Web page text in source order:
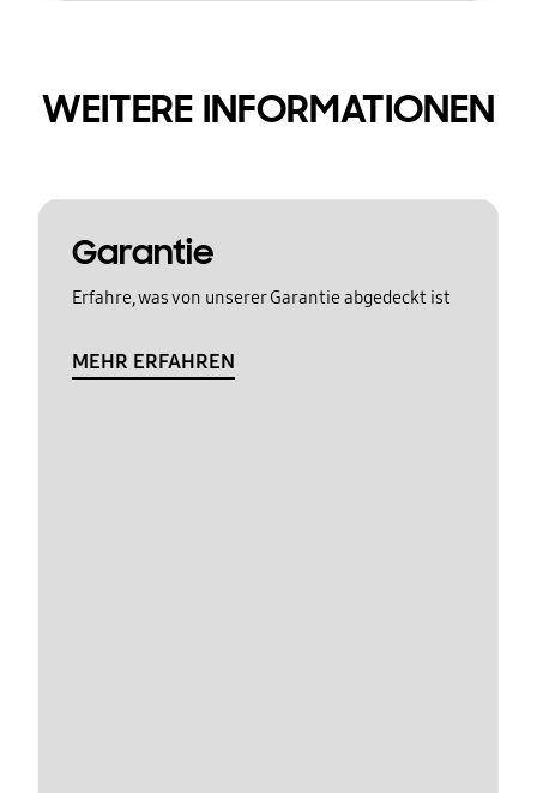
WEITERE INFORMATIONEN
Garantie
Erfahre, was von unserer Garantie abgedeckt ist
MEHR ERFAHREN